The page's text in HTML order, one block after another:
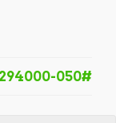
294000-050#